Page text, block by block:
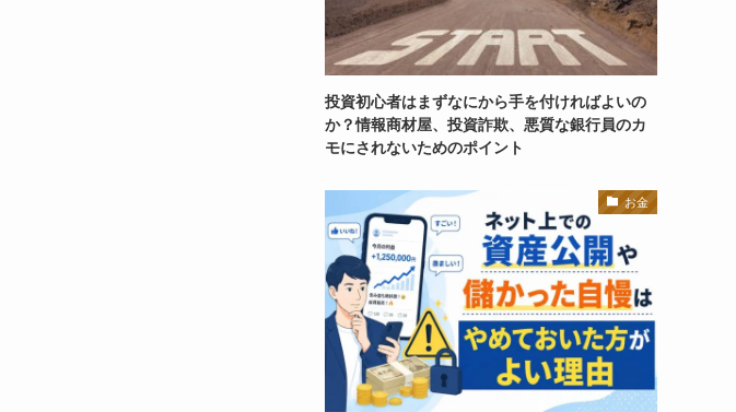
投資初心者はまずなにから手を付ければよいの
か？情報商材屋、投資詐欺、悪質な銀行員のカ
モにされないためのポイント
お金